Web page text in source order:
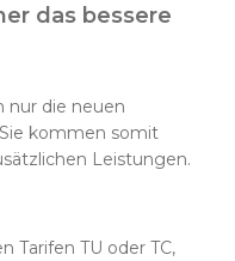
das bessere
nur die neuen
kommen somit
Leistungen.
Tarifen TU oder TC,